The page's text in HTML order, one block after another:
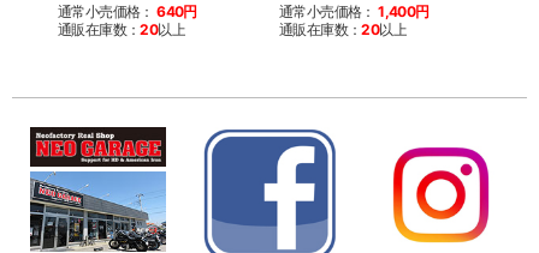
通常小売価格： 640円
通販在庫数：20以上
通常小売価格： 1,400円
通販在庫数：20以上